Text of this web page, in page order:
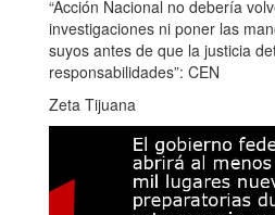
“Acción Nacional no debería
investigaciones ni poner las
suyos antes de que la justicia
responsabilidades”: CEN
Zeta Tijuana